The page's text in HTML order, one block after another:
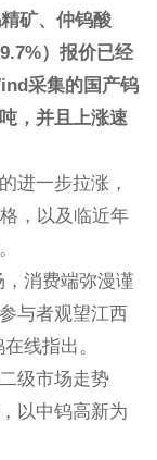
矿、仲钨酸
）报价已经
采集的国产钨
，并且上涨速
进一步拉涨，
，以及临近年
，消费端弥漫谨
与者观望江西
线指出。
级市场走势
以中钨高新为